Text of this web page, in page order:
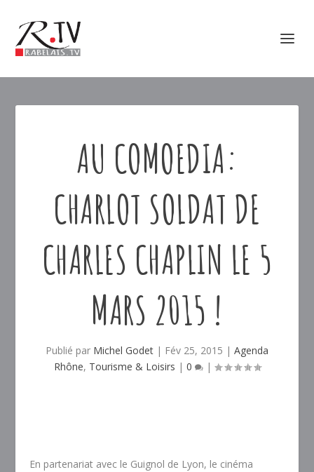
AU COMOEDIA:
CHARLOT SOLDAT DE
CHARLES CHAPLIN LE 5
MARS 2015 !
Publié par Michel Godet | Fév 25, 2015 | Agenda
Rhône, Tourisme & Loisirs | 0 |
En partenariat avec le Guignol de Lyon, le cinéma